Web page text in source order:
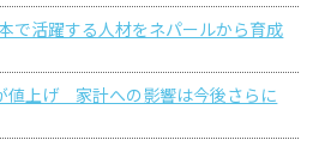
で活躍する人材をネパールから育成
値上げ 家計への影響は今後さらに